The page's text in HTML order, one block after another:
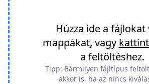
Húzza ide a fájlokat
mappákat, vagy
a feltöltéshez.
Tipp: Bármilyen fájltípus
akkor is, ha az nincs